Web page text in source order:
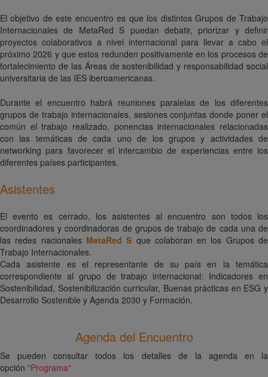
El objetivo de este encuentro es que los distintos Grupos de Trabajo
Internacionales de MetaRed S puedan debatir, priorizar y definir
proyectos colaborativos a nivel internacional para llevar a cabo el
próximo 2026 y que estos redunden positivamente en los procesos de
fortalecimiento de las Áreas de sostenibilidad y responsabilidad social
universitaria de las IES iberoamericanas.
Durante el encuentro habrá reuniones paralelas de los diferentes
grupos de trabajo internacionales, sesiones conjuntas donde poner el
común el trabajo realizado, ponencias internacionales relacionadas
con las temáticas de cada uno de los grupos y actividades de
networking para favorecer el intercambio de experiencias entre los
diferentes países participantes.
Asistentes
El evento es cerrado, los asistentes al encuentro son todos los
coordinadores y coordinadoras de grupos de trabajo de cada una de
las redes nacionales MetaRed S que colaboran en los Grupos de
Trabajo Internacionales.
Cada asistente es el representante de su país en la temática
correspondiente al grupo de trabajo internacional: Indicadores en
Sostenibilidad, Sostenibilización curricular, Buenas prácticas en ESG y
Desarrollo Sostenible y Agenda 2030 y Formación.
Agenda del Encuentro
Se pueden consultar todos los detalles de la agenda en la
opción "Programa"